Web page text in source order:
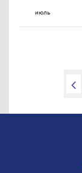
июль